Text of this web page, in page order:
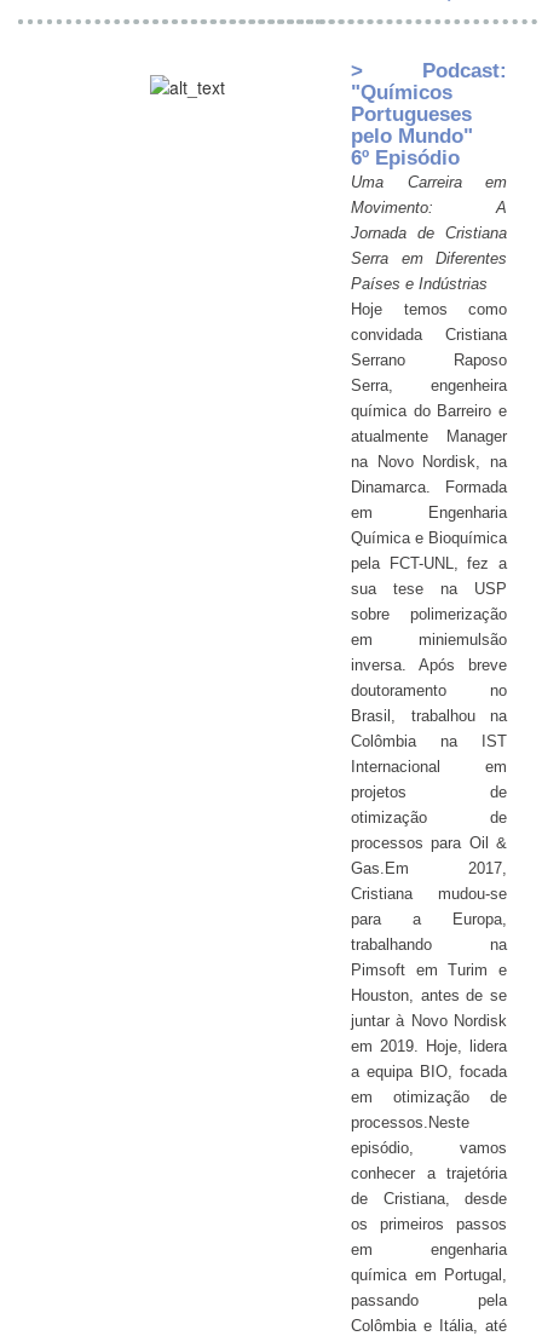
> Podcast:
"Químicos
Portugueses
pelo Mundo"
6º Episódio
Uma Carreira em
Movimento: A
Jornada de Cristiana
Serra em Diferentes
Países e Indústrias
Hoje temos como
convidada Cristiana
Serrano Raposo
Serra, engenheira
química do Barreiro e
atualmente Manager
na Novo Nordisk, na
Dinamarca. Formada
em Engenharia
Química e Bioquímica
pela FCT-UNL, fez a
sua tese na USP
sobre polimerização
em miniemulsão
inversa. Após breve
doutoramento no
Brasil, trabalhou na
Colômbia na IST
Internacional em
projetos de
otimização de
processos para Oil &
Gas.Em 2017,
Cristiana mudou-se
para a Europa,
trabalhando na
Pimsoft em Turim e
Houston, antes de se
juntar à Novo Nordisk
em 2019. Hoje, lidera
a equipa BIO, focada
em otimização de
processos.Neste
episódio, vamos
conhecer a trajetória
de Cristiana, desde
os primeiros passos
em engenharia
química em Portugal,
passando pela
Colômbia e Itália, até